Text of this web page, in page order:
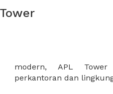
perkantoran dan